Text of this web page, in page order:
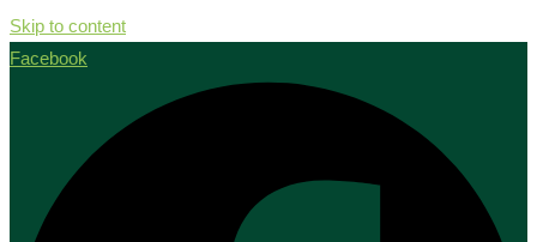
Skip to content
Facebook